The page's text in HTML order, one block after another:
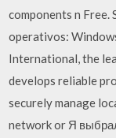
components n Free.
operativos:
International, the
develops reliable
securely manage
network or Я